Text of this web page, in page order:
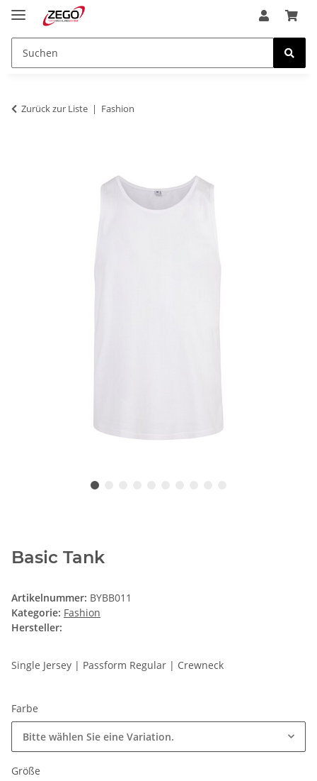
Zurück zur Liste Fashion
Basic Tank
Artikelnummer: BYBB011
Kategorie: Fashion
Hersteller:
Single Jersey | Passform Regular | Crewneck
Farbe
Bitte wählen Sie eine Variation.
Größe